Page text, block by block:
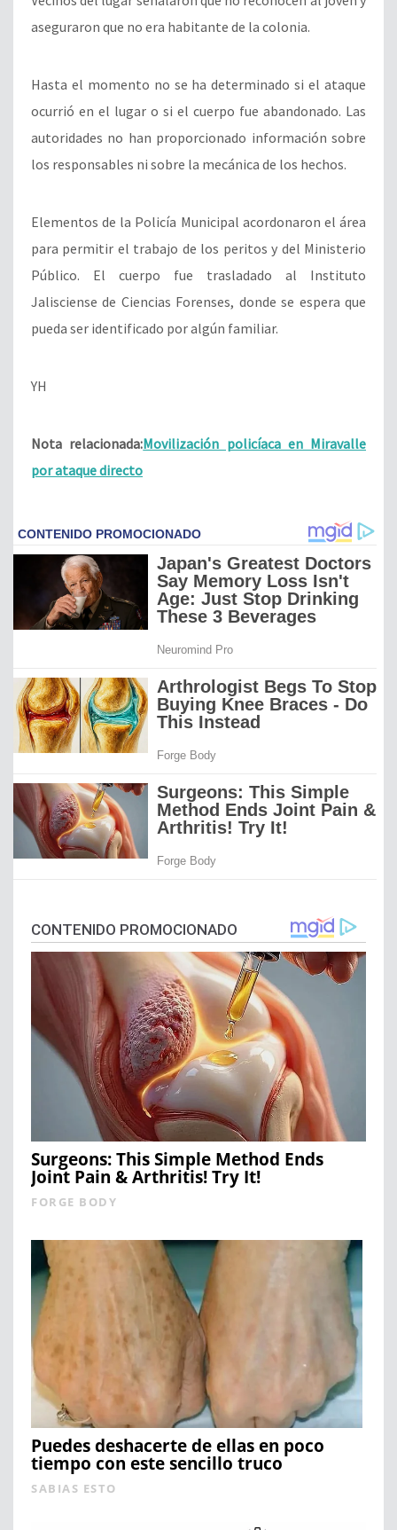
aseguraron que no era habitante de la colonia.
Hasta el momento no se ha determinado si el ataque
ocurrió en el lugar o si el cuerpo fue abandonado. Las
autoridades no han proporcionado información sobre
los responsables ni sobre la mecánica de los hechos.
Elementos de la Policía Municipal acordonaron el área
para permitir el trabajo de los peritos y del Ministerio
Público. El cuerpo fue trasladado al Instituto
Jalisciense de Ciencias Forenses, donde se espera que
pueda ser identificado por algún familiar.
YH
Nota relacionada:Movilización policíaca en Miravalle
por ataque directo
CONTENIDO PROMOCIONADO
Surgeons: This Simple Method Ends
Joint Pain & Arthritis! Try It!
FORGE BODY
Puedes deshacerte de ellas en poco
tiempo con este sencillo truco
SABIAS ESTO